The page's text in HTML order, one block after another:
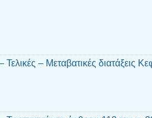
– Μεταβατικές διατάξεις